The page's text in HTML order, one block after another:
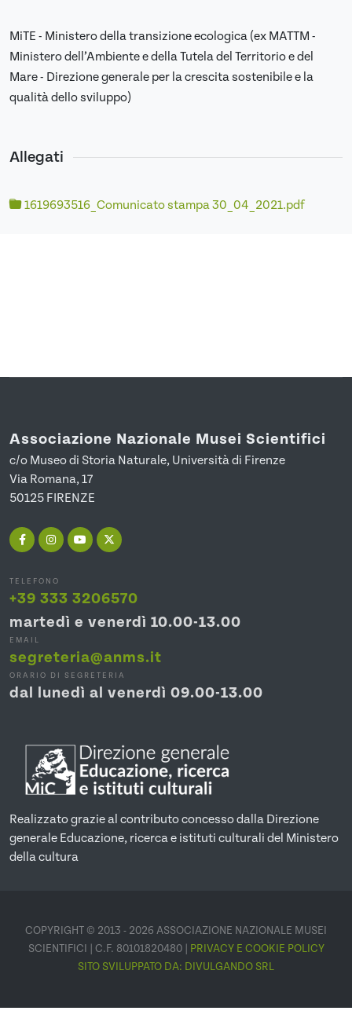
MiTE - Ministero della transizione ecologica (ex MATTM -
Ministero dell’Ambiente e della Tutela del Territorio e del
Mare - Direzione generale per la crescita sostenibile e la
qualità dello sviluppo)
Allegati
1619693516_Comunicato stampa 30_04_2021.pdf
Associazione Nazionale Musei Scientifici
c/o Museo di Storia Naturale, Università di Firenze
Via Romana, 17
50125 FIRENZE
TELEFONO
+39 333 3206570
martedì e venerdì 10.00-13.00
EMAIL
segreteria@anms.it
ORARIO DI SEGRETERIA
dal lunedì al venerdì 09.00-13.00
Realizzato grazie al contributo concesso dalla Direzione
generale Educazione, ricerca e istituti culturali del Ministero
della cultura
COPYRIGHT © 2013 - 2026 ASSOCIAZIONE NAZIONALE MUSEI
SCIENTIFICI | C.F. 80101820480 | PRIVACY E COOKIE POLICY
SITO SVILUPPATO DA: DIVULGANDO SRL